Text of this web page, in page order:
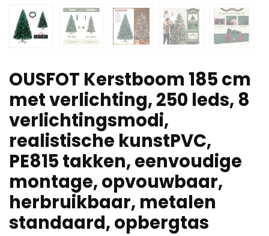
OUSFOT Kerstboom 185 cm
met verlichting, 250 leds, 8
verlichtingsmodi,
realistische kunstPVC,
PE815 takken, eenvoudige
montage, opvouwbaar,
herbruikbaar, metalen
standaard, opbergtas